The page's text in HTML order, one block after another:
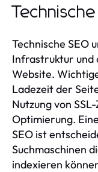
Technische SEO
Infrastruktur und
Website.
Ladezeit der
Nutzung von
Optimierung.
SEO ist
Suchmaschinen
indexieren